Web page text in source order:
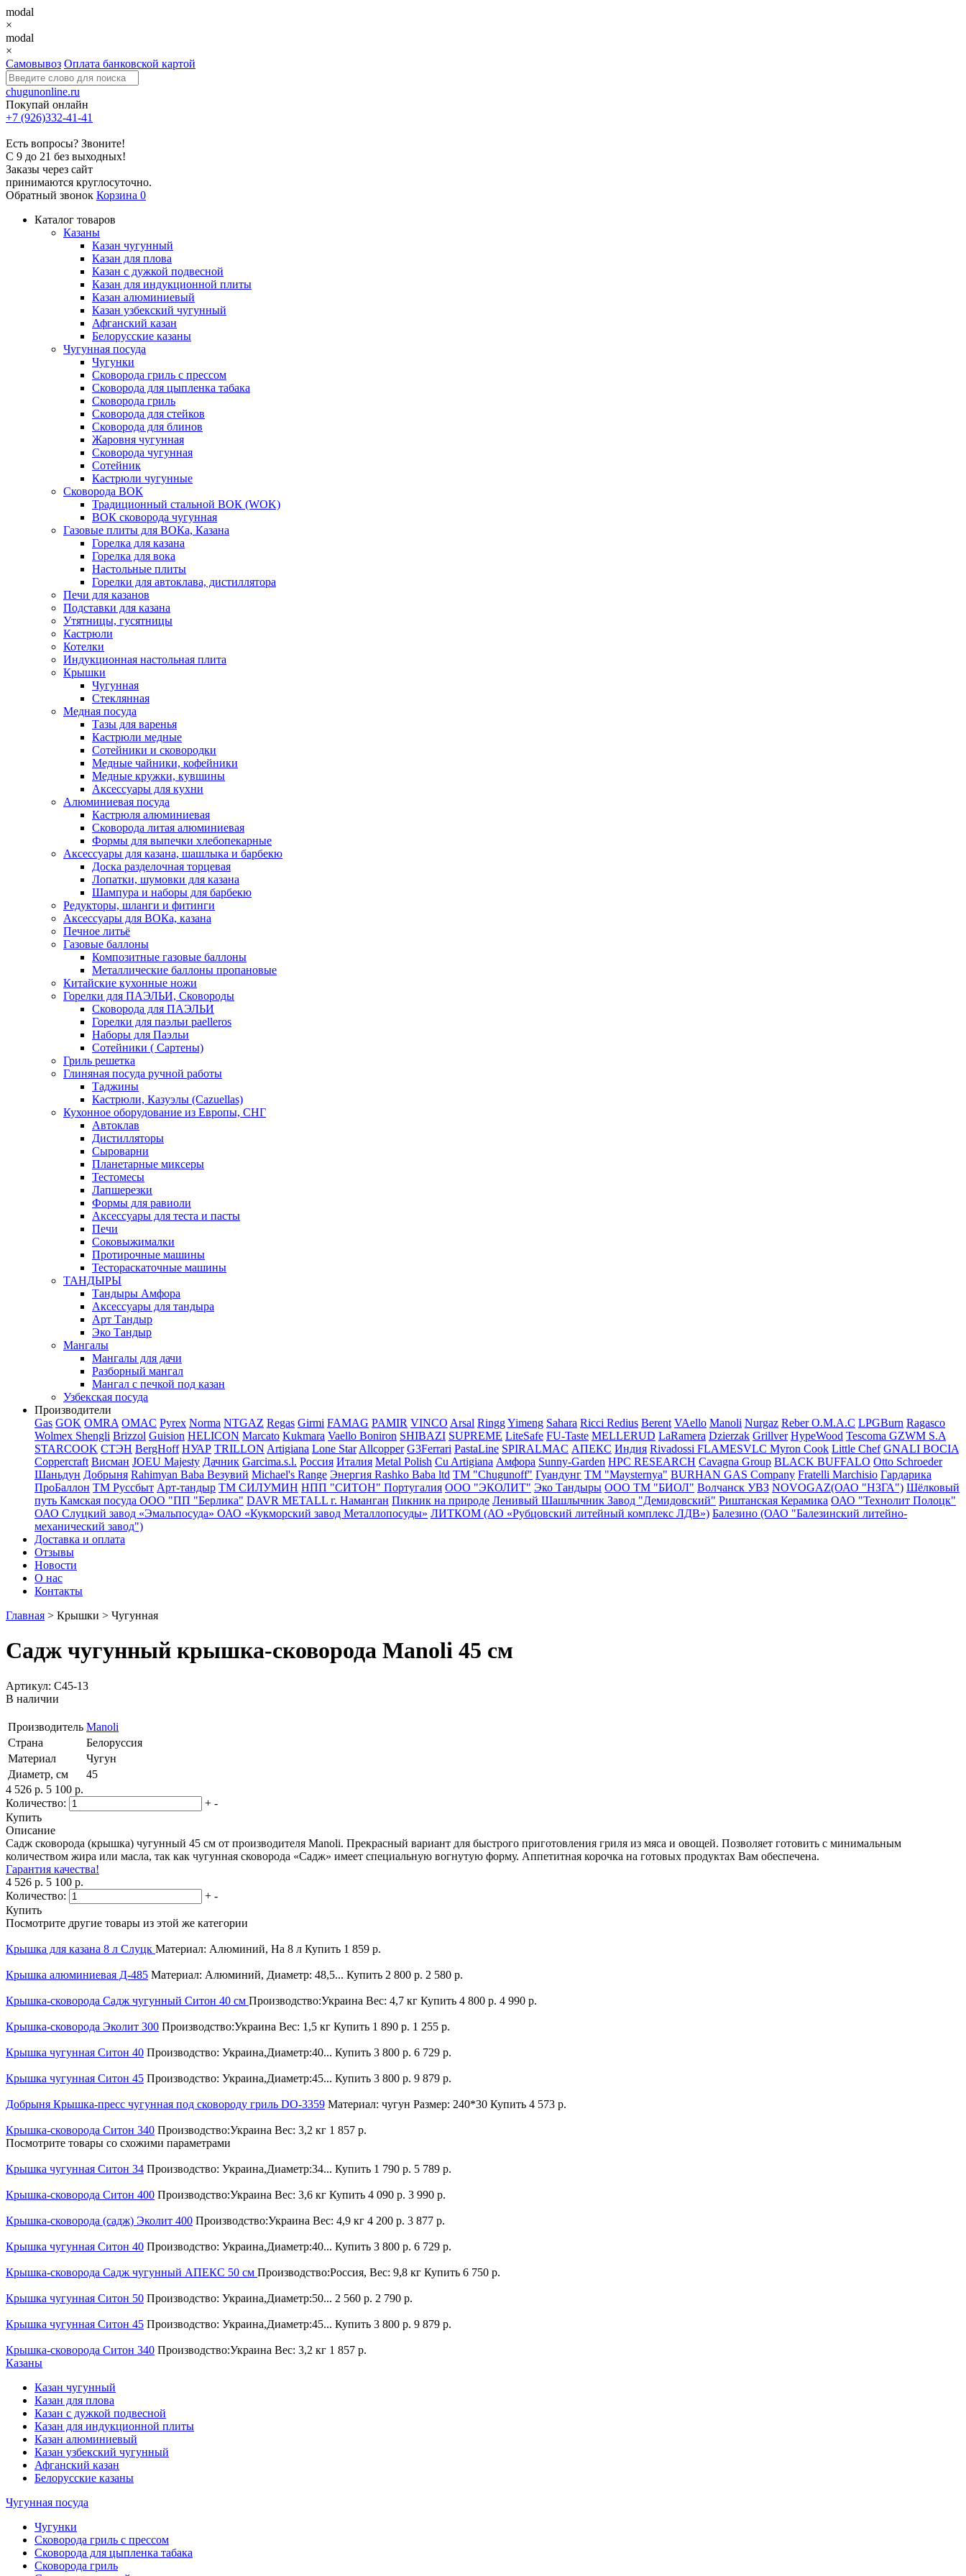
modal
×
modal
×
Самовывоз Оплата банковской картой
chugunonline.ru
Покупай онлайн
+7 (926)332-41-41
Есть вопросы? Звоните!
С 9 до 21 без выходных!
Заказы через сайт
принимаются круглосуточно.
Обратный звонок Корзина 0
Каталог товаров
Казаны
Казан чугунный
Казан для плова
Казан с дужкой подвесной
Казан для индукционной плиты
Казан алюминиевый
Казан узбекский чугунный
Афганский казан
Белорусские казаны
Чугунная посуда
Чугунки
Сковорода гриль с прессом
Сковорода для цыпленка табака
Сковорода гриль
Сковорода для стейков
Сковорода для блинов
Жаровня чугунная
Сковорода чугунная
Сотейник
Кастрюли чугунные
Сковорода ВОК
Традиционный стальной ВОК (WOK)
ВОК сковорода чугунная
Газовые плиты для ВОКа, Казана
Горелка для казана
Горелка для вока
Настольные плиты
Горелки для автоклава, дистиллятора
Печи для казанов
Подставки для казана
Утятницы, гусятницы
Кастрюли
Котелки
Индукционная настольная плита
Крышки
Чугунная
Стеклянная
Медная посуда
Тазы для варенья
Кастрюли медные
Сотейники и сковородки
Медные чайники, кофейники
Медные кружки, кувшины
Аксессуары для кухни
Алюминиевая посуда
Кастрюля алюминиевая
Сковорода литая алюминиевая
Формы для выпечки хлебопекарные
Аксессуары для казана, шашлыка и барбекю
Доска разделочная торцевая
Лопатки, шумовки для казана
Шампура и наборы для барбекю
Редукторы, шланги и фитинги
Аксессуары для ВОКа, казана
Печное литьё
Газовые баллоны
Композитные газовые баллоны
Металлические баллоны пропановые
Китайские кухонные ножи
Горелки для ПАЭЛЬИ, Сковороды
Сковорода для ПАЭЛЬИ
Горелки для паэльи paelleros
Наборы для Паэльи
Сотейники ( Сартены)
Гриль решетка
Глиняная посуда ручной работы
Таджины
Кастрюли, Казуэлы (Cazuellas)
Кухонное оборудование из Европы, СНГ
Автоклав
Дистилляторы
Сыроварни
Планетарные миксеры
Тестомесы
Лапшерезки
Формы для равиоли
Аксессуары для теста и пасты
Печи
Соковыжималки
Протирочные машины
Тестораскаточные машины
ТАНДЫРЫ
Тандыры Амфора
Аксессуары для тандыра
Арт Тандыр
Эко Тандыр
Мангалы
Мангалы для дачи
Разборный мангал
Мангал с печкой под казан
Узбекская посуда
Производители
Gas GOK OMRA OMAC Pyrex Norma NTGAZ Regas Girmi FAMAG PAMIR VINCO Arsal RinggYimeng Sahara Ricci Redius Berent VAello Manoli Nurgaz ReberO.M.A.C LPGBurn Ragasco
Wolmex Shengli Brizzol Guision HELICON Marcato Kukmara Vaello Boniron SHIBAZI SUPREME LiteSafe FU-Taste MELLERUD LaRamera Dzierzak Grillver HypeWood Tescoma GZWM S.A
STARCOOK СТЭН BergHoff НУАР TRILLON Artigiana Lone Star Allcopper G3Ferrari PastaLine SPIRALMAC АПЕКС Индия Rivadossi FLAMESVLC Myron Cook Little Chef GNALI BOCIA
Coppercraft Висман JOEU Majesty Дачник Garcima.s.l. Россия Италия Metal Polish Cu Artigiana Амфора Sunny-Garden HPC RESEARCH Cavagna Group BLACK BUFFALO Otto Schroeder
Шаньдун Добрыня Rahimyan Baba Везувий Michael's Range Энергия Rashko Baba ltd ТМ "Chugunoff" Гуандунг ТМ "Maysternya" BURHAN GAS Company Fratelli Marchisio Гардарика
ПроБаллон ТМ Руссбыт Арт-тандыр ТМ СИЛУМИН НПП "СИТОН" Португалия ООО "ЭКОЛИТ" Эко Тандыры ООО ТМ "БИОЛ" Волчанск УВЗ NOVOGAZ(ОАО "НЗГА") Шёлковый
путь Камская посуда ООО "ПП "Берлика" DAVR METALL г. Наманган Пикник на природе Ленивый Шашлычник Завод "Демидовский" Риштанская Керамика ОАО "Технолит Полоцк"
ОАО Слуцкий завод «Эмальпосуда» ОАО «Кукморский завод Металлопосуды» ЛИТКОМ (АО «Рубцовский литейный комплекс ЛДВ») Балезино (ОАО "Балезинский литейно-
механический завод")
Доставка и оплата
Отзывы
Новости
О нас
Контакты
Главная > Крышки > Чугунная
Садж чугунный крышка-сковорода Manoli 45 см
Артикул: С45-13
В наличии
Производитель Manoli
Страна
Белоруссия
Материал
Чугун
Диаметр, см
45
4 526 р. 5 100 р.
Количество:
+ -
Купить
Описание
Садж сковорода (крышка) чугунный 45 см от производителя Manoli. Прекрасный вариант для быстрого приготовления гриля из мяса и овощей. Позволяет готовить с минимальным
количеством жира или масла, так как чугунная сковорода «Садж» имеет специальную вогнутую форму. Аппетитная корочка на готовых продуктах Вам обеспечена.
Гарантия качества!
4 526 р. 5 100 р.
Количество:
+ -
Купить
Посмотрите другие товары из этой же категории
Крышка для казана 8 л Слуцк Материал: Алюминий, На 8 л Купить 1 859 р.
Крышка алюминиевая Д-485 Материал: Алюминий, Диаметр: 48,5... Купить 2 800 р. 2 580 р.
Крышка-сковорода Садж чугунный Ситон 40 см Производство:Украина Вес: 4,7 кг Купить 4 800 р. 4 990 р.
Крышка-сковорода Эколит 300 Производство:Украина Вес: 1,5 кг Купить 1 890 р. 1 255 р.
Крышка чугунная Ситон 40 Производство: Украина,Диаметр:40... Купить 3 800 р. 6 729 р.
Крышка чугунная Ситон 45 Производство: Украина,Диаметр:45... Купить 3 800 р. 9 879 р.
Добрыня Крышка-пресс чугунная под сковороду гриль DO-3359 Материал: чугун Размер: 240*30 Купить 4 573 р.
Крышка-сковорода Ситон 340 Производство:Украина Вес: 3,2 кг 1 857 р.
Посмотрите товары со схожими параметрами
Крышка чугунная Ситон 34 Производство: Украина,Диаметр:34... Купить 1 790 р. 5 789 р.
Крышка-сковорода Ситон 400 Производство:Украина Вес: 3,6 кг Купить 4 090 р. 3 990 р.
Крышка-сковорода (садж) Эколит 400 Производство:Украина Вес: 4,9 кг 4 200 р. 3 877 р.
Крышка чугунная Ситон 40 Производство: Украина,Диаметр:40... Купить 3 800 р. 6 729 р.
Крышка-сковорода Садж чугунный АПЕКС 50 см Производство:Россия, Вес: 9,8 кг Купить 6 750 р.
Крышка чугунная Ситон 50 Производство: Украина,Диаметр:50... 2 560 р. 2 790 р.
Крышка чугунная Ситон 45 Производство: Украина,Диаметр:45... Купить 3 800 р. 9 879 р.
Крышка-сковорода Ситон 340 Производство:Украина Вес: 3,2 кг 1 857 р.
Казаны
Казан чугунный
Казан для плова
Казан с дужкой подвесной
Казан для индукционной плиты
Казан алюминиевый
Казан узбекский чугунный
Афганский казан
Белорусские казаны
Чугунная посуда
Чугунки
Сковорода гриль с прессом
Сковорода для цыпленка табака
Сковорода гриль